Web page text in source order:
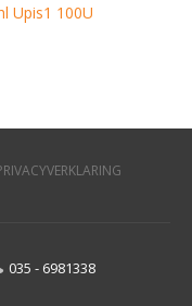
Upis1 100U
035 - 6981338